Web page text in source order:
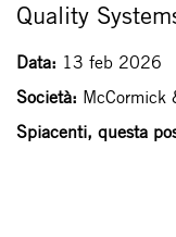
Quality
Data: 13 feb 2026
Società: McCormick
Spiacenti, questa